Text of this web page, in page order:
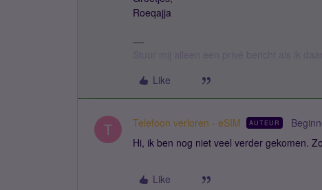
Roeqajja
Like
T Telefoon verloren - eSIM AUTEUR
Hi, ik ben nog niet veel verder gekomen.
Like